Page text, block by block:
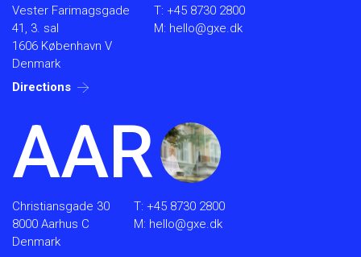
Vester Farimagsgade
41, 3. sal
1606 København V
Denmark
Directions
T: +45 8730 2800
M: hello@gxe.dk
AAR
Christiansgade 30
8000 Aarhus C
Denmark
T: +45 8730 2800
M: hello@gxe.dk